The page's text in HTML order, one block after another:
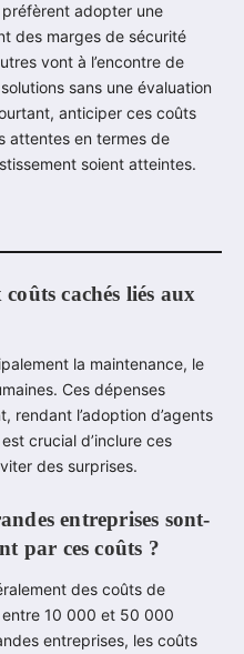
préfèrent adopter une
des marges de sécurité
vont à l’encontre de
sans une évaluation
anticiper ces coûts
attentes en termes de
soient atteintes.
cachés liés aux
la maintenance, le
Ces dépenses
rendant l’adoption d’agents
crucial d’inclure ces
des surprises.
entreprises sont-
par ces coûts ?
des coûts de
10 000 et 50 000
entreprises, les coûts